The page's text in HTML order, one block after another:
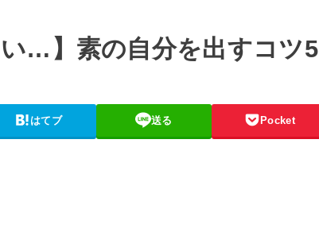
い…】素の自分を出すコツ5
はてブ 送る Pocket